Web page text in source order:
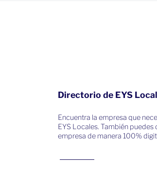
Directorio de EYS
Encuentra la empresa que
EYS Locales. También puedes
empresa de manera 100%